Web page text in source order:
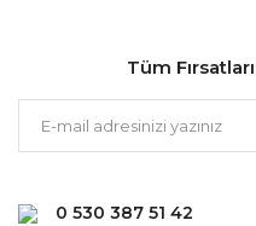
0 530 387 51 42
Tüm